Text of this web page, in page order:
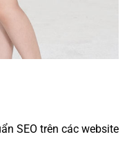
SEO trên các website